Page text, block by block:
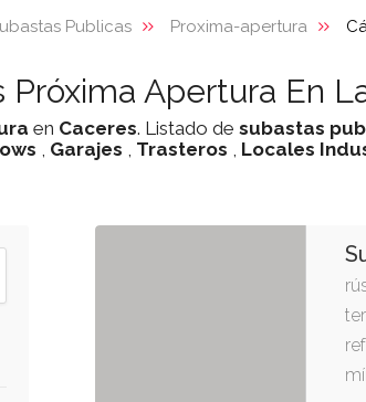
Publicas Proxima-apertura
Próxima Apertura En
en Caceres. Listado de subastas
, Garajes , Trasteros , Locales